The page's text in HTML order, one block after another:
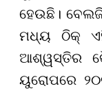
ହେଉଛି।
ମଧ୍ୟ ଠିକ୍
ଆଶ୍ୱସ୍ତିର
ୟୁରୋପରେ